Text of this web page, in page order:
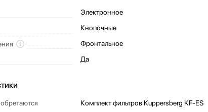
Электронное
Кнопочные
Фронтальное
Да
Комплект фильтров Kuppersberg KF-ES